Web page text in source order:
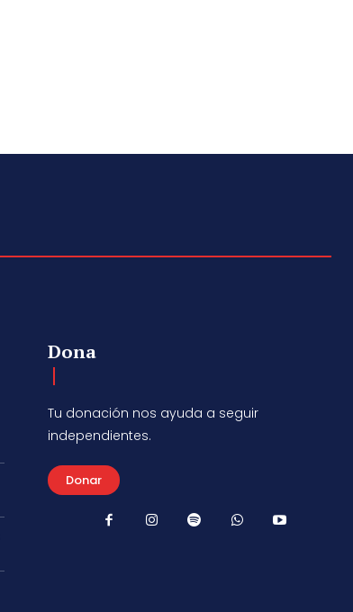
Dona
Tu donación nos ayuda a seguir
independientes.
Donar